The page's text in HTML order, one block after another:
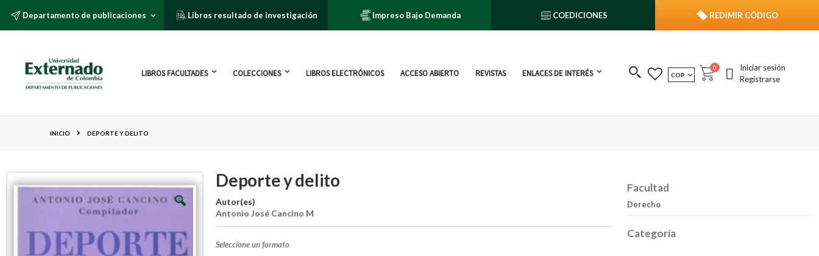
Departamento de publicaciones Libros resultado de investigación Impreso Bajo Demanda COEDICIONES REDIMIR CÓDIGO
LIBROS FACULTADES COLECCIONES LIBROS ELECTRÓNICOS ACCESO ABIERTO REVISTAS ENLACES DE INTERÉS MONEDA
COP Cart
0 publicacionesIniciar sesión
Registrarse
INICIO DEPORTE Y DELITO
Deporte y delito
Autor(es)
Antonio José Cancino M
Seleccione un formato
Facultad
Derecho
Categoría